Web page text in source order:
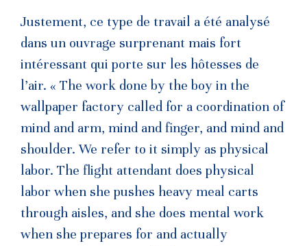
Justement, ce type de travail a été analysé
dans un ouvrage surprenant mais fort
intéressant qui porte sur les hôtesses de
l’air. « The work done by the boy in the
wallpaper factory called for a coordination of
mind and arm, mind and finger, and mind and
shoulder. We refer to it simply as physical
labor. The flight attendant does physical
labor when she pushes heavy meal carts
through aisles, and she does mental work
when she prepares for and actually